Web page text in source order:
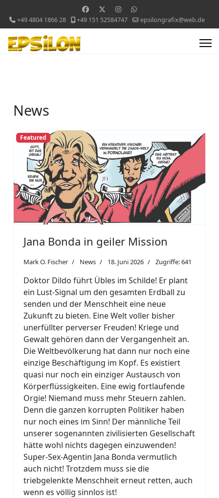
+49 4804 1866 28 +49 151 52584747 epsilongrafix@web.de
News
Featured
Jana Bonda in geiler Mission
Mark O. Fischer News 18. Juni 2026 Zugriffe: 641
Doktor Dildo führt Übles im Schilde! Er plant
ein Lust-Signal um den gesamten Erdball zu
senden und der Menschheit eine neue
Zukunft zu bieten. Eine Welt voller bisher
unerfüllter perverser Freuden! Kriege und
Gewalt gehören dann der Vergangenheit an.
Die Weltbevölkerung hat dann nur noch eine
einzige Beschäftigung im Kopf. Es existiert
quasi nur noch ein einziger Austausch von
Körperflüssigkeiten. Eine ewig fortlaufende
Orgie! Niemand muss mehr Steuern zahlen.
Denn die ganzen korrupten Politiker haben
nur noch eines im Sinn! Der männliche Teil
unserer sogenannten zivilisierten Gesellschaft
hätte wohl nichts dagegen einzuwenden!
Super-Sex-Agentin Jana Bonda vermutlich
auch nicht! Trotzdem muss sie die
triebgelenkte Menschheit erneut retten, auch
wenn es völlig sinnlos ist!